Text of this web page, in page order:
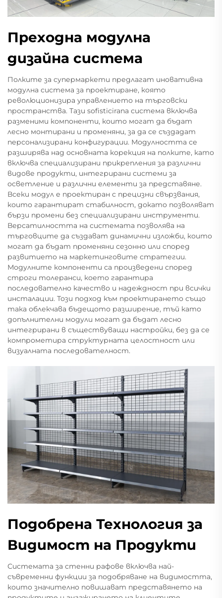
Преходна модулна
дизайна система
Полките за супермаркети предлагат иновативна
модулна система за проектиране, която
революционизира управлението на търговски
пространства. Тази sofisticirana система включва
разменими компоненти, които могат да бъдат
лесно монтирани и променяни, за да се създадат
персонализирани конфигурации. Модулността се
разширява над основната корекция на полките, като
включва специализирани прикрепления за различни
видове продукти, интегрирани системи за
осветление и различни елементи за представяне.
Всеки модул е проектиран с прецизни свързвания,
които гарантират стабилност, докато позволяват
бързи промени без специализирани инструменти.
Версатилността на системата позволява на
търговците да създават динамични изложби, които
могат да бъдат променяни сезонно или според
развитието на маркетинговите стратегии.
Модулните компоненти са произведени според
строги толеранси, което гарантира
последователно качество и надеждност при всички
инсталации. Този подход към проектирането също
така облекчава бъдещото разширение, тъй като
допълнителни модули могат да бъдат лесно
интегрирани в съществуващи настройки, без да се
компрометира структурната целостност или
визуалната последователност.
Подобрена Технология за
Видимост на Продукти
Системата за стенни рафове включва най-
съвременни функции за подобряване на видимостта,
които значително повишават представянето на